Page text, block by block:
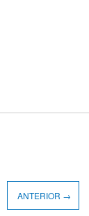
ANTERIOR →